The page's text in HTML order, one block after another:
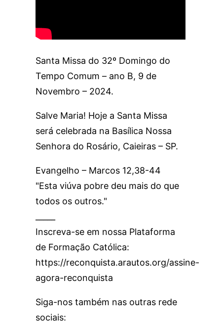
Santa Missa do 32º Domingo do
Tempo Comum – ano B, 9 de
Novembro – 2024.
Salve Maria! Hoje a Santa Missa
será celebrada na Basílica Nossa
Senhora do Rosário, Caieiras – SP.
Evangelho – Marcos 12,38-44
"Esta viúva pobre deu mais do que
todos os outros."
Inscreva-se em nossa Plataforma
de Formação Católica:
https://reconquista.arautos.org/assine-
agora-reconquista
Siga-nos também nas outras rede
sociais: